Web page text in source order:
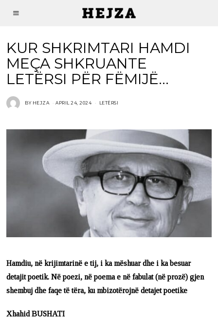
KUR SHKRIMTARI HAMDI
MEÇA SHKRUANTE
LETËRSI PËR FËMIJË…
BY HEJZA APRIL 24, 2024 LETËRSI
Hamdiu, në krijimtarinë e tij, i ka mëshuar dhe i ka besuar
detajit poetik. Në poezi, në poema e në fabulat (në prozë) gjen
shembuj dhe faqe të tëra, ku mbizotërojnë detajet poetike
Xhahid BUSHATI